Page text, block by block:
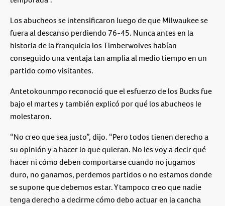
Los abucheos se intensificaron luego de que Milwaukee se
fuera al descanso perdiendo 76-45. Nunca antes en la
historia de la franquicia los Timberwolves habían
conseguido una ventaja tan amplia al medio tiempo en un
partido como visitantes.
Antetokounmpo reconoció que el esfuerzo de los Bucks fue
bajo el martes y también explicó por qué los abucheos le
molestaron.
“No creo que sea justo”, dijo. “Pero todos tienen derecho a
su opinión y a hacer lo que quieran. No les voy a decir qué
hacer ni cómo deben comportarse cuando no jugamos
duro, no ganamos, perdemos partidos o no estamos donde
se supone que debemos estar. Y tampoco creo que nadie
tenga derecho a decirme cómo debo actuar en la cancha